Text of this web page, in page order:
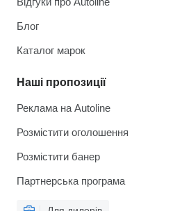
Блог
Каталог марок
Наші пропозиції
Реклама на Autoline
Розмістити оголошення
Розмістити банер
Партнерська програма